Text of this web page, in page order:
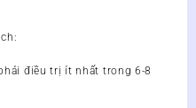
điều trị ít nhất trong 6-8